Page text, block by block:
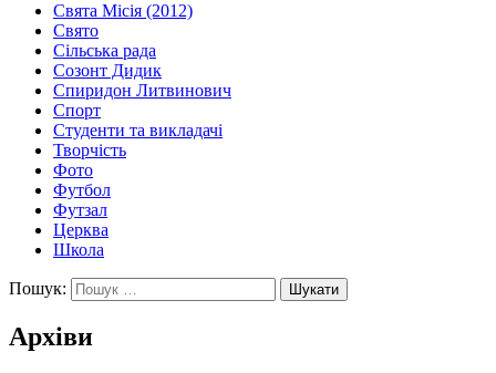
Свята Місія (2012)
Свято
Сільська рада
Созонт Дидик
Спиридон Литвинович
Спорт
Студенти та викладачі
Творчість
Фото
Футбол
Футзал
Церква
Школа
Пошук:
Архіви